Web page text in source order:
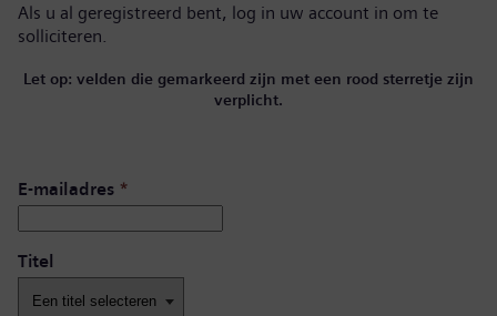
Als u al geregistreerd bent, log in uw account in om te
solliciteren.
Let op: velden die gemarkeerd zijn met een rood sterretje zijn
verplicht.
E-mailadres *
Titel